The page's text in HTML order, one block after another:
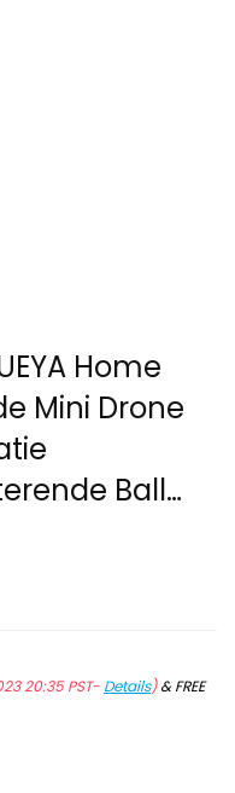
Home
Mini Drone
Ball…
20:35 PST- Details)&FREE